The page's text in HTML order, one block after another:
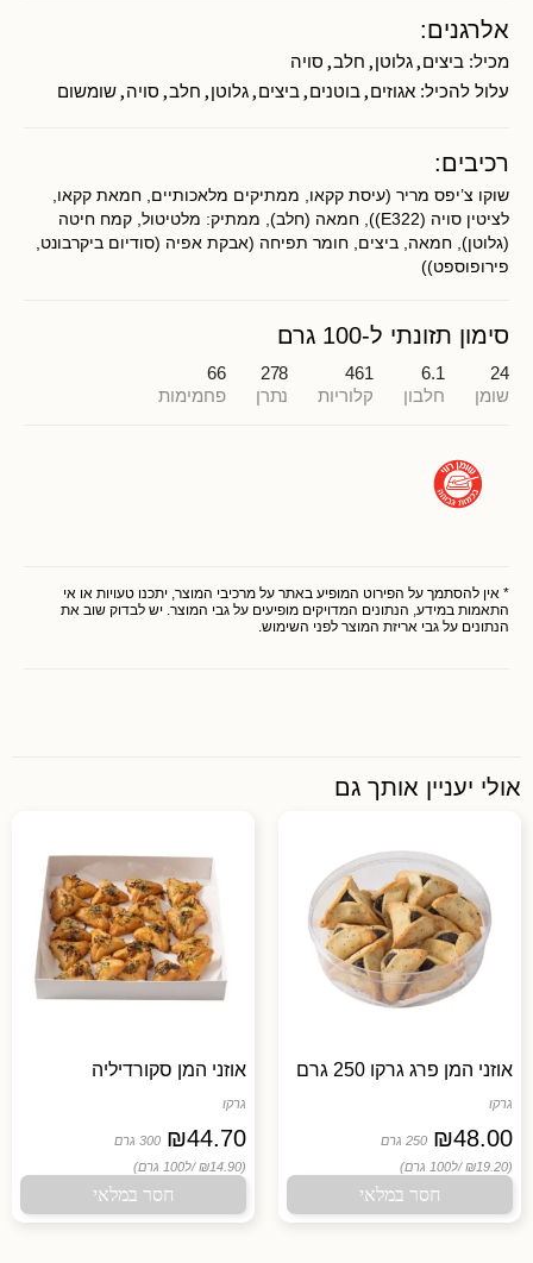
אלרגנים:
מכיל: ביצים,גלוטן, חלב, סויה
עלול להכיל: אגוזים,בוטנים,ביצים,גלוטן, חלב, סויה,שומשום
רכיבים:
שוקו צ’יפס מריר (עיסת קקאו, ממתיקים מלאכותיים, חמאת קקאו,
לציטין סויה (E322)), חמאה (חלב), ממתיק: מלטיטול, קמח חיטה
(גלוטן), חמאה, ביצים, חומר תפיחה (אבקת אפיה (סודיום ביקרבונט,
פירופוספט))
סימון תזונתי ל-100 גרם
24
שומן
6.1
חלבון
461
קלוריות
278
נתרן
66
פחמימות
* אין להסתמך על הפירוט המופיע באתר על מרכיבי המוצר, יתכנו טעויות או אי
התאמות במידע, הנתונים המדויקים מופיעים על גבי המוצר. יש לבדוק שוב את
הנתונים על גבי אריזת המוצר לפני השימוש.
אולי יעניין אותך גם
אוזני המן פרג גרקו 250 גרם
גרקו
₪48.00
250 גרם
(₪19.20 /
ל100 גרם)
חסר במלאי
אוזני המן סקורדיליה
גרקו
₪44.70
300 גרם
(₪14.90 /
ל100 גרם)
חסר במלאי